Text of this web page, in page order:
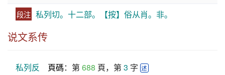
段注 私列切。十二部。【按】俗从肖。非。
说文系传
私列反 頁碼：第 688 頁，第 3 字 述